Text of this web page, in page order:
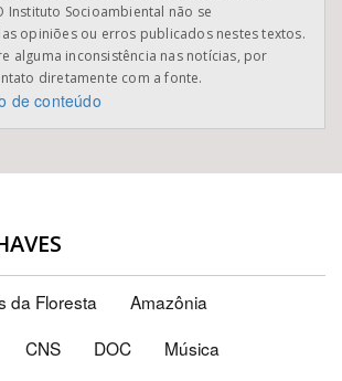
Instituto Socioambiental não se
opiniões ou erros publicados nestes textos.
alguma inconsistência nas notícias, por
diretamente com a fonte.
de conteúdo
da Floresta
Amazônia
CNS DOC
Música